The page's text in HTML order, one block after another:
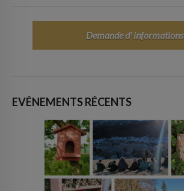
Demande d' informations
EVÉNEMENTS RÉCENTS